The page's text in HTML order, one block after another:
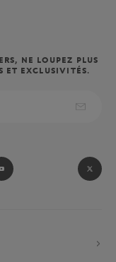
NE LOUPEZ PLUS
ET EXCLUSIVITÉS.